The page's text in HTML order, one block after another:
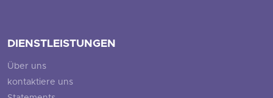
DIENSTLEISTUNGEN
Über uns
kontaktiere uns